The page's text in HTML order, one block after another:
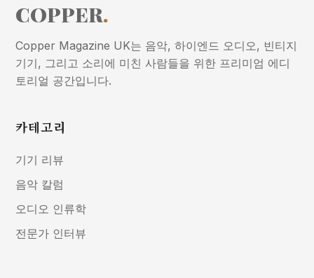
COPPER.
Copper Magazine UK는 음악, 하이엔드 오디오, 빈티지
기기, 그리고 소리에 미친 사람들을 위한 프리미엄 에디
토리얼 공간입니다.
카테고리
기기 리뷰
음악 칼럼
오디오 인류학
전문가 인터뷰